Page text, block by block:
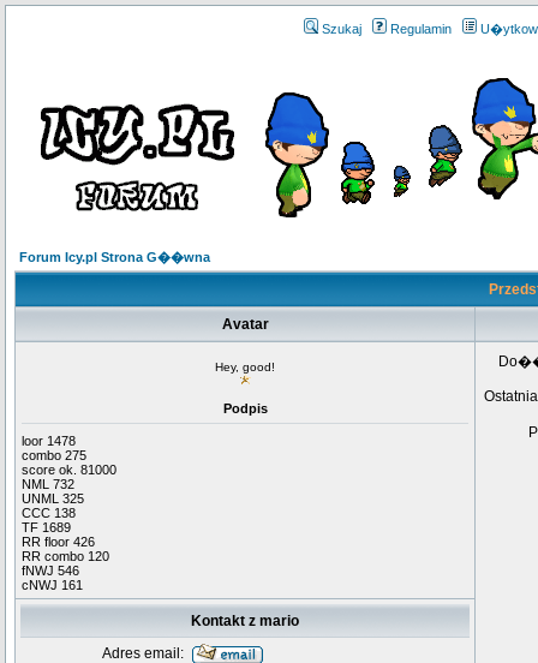
Szukaj Regulamin
Forum Icy.pl Strona G��wna
Avatar
Hey, good!
Podpis
loor 1478
combo 275
score ok. 81000
NML 732
UNML 325
CCC 138
TF 1689
RR floor 426
RR combo 120
fNWJ 546
cNWJ 161
Kontakt z mario
Adres email: